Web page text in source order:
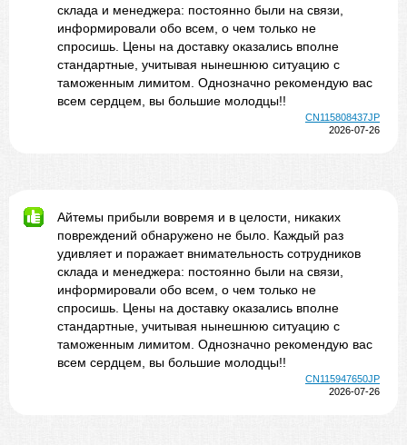
склада и менеджера: постоянно были на связи,
информировали обо всем, о чем только не
спросишь. Цены на доставку оказались вполне
стандартные, учитывая нынешнюю ситуацию с
таможенным лимитом. Однозначно рекомендую вас
всем сердцем, вы большие молодцы!!
CN115808437JP
2026-07-26
Айтемы прибыли вовремя и в целости, никаких
повреждений обнаружено не было. Каждый раз
удивляет и поражает внимательность сотрудников
склада и менеджера: постоянно были на связи,
информировали обо всем, о чем только не
спросишь. Цены на доставку оказались вполне
стандартные, учитывая нынешнюю ситуацию с
таможенным лимитом. Однозначно рекомендую вас
всем сердцем, вы большие молодцы!!
CN115947650JP
2026-07-26